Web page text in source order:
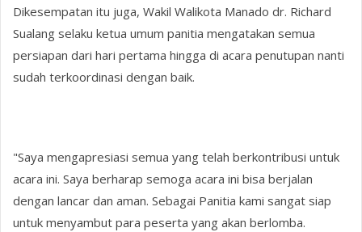
Dikesempatan itu juga, Wakil Walikota Manado dr. Richard
Sualang selaku ketua umum panitia mengatakan semua
persiapan dari hari pertama hingga di acara penutupan nanti
sudah terkoordinasi dengan baik.
"Saya mengapresiasi semua yang telah berkontribusi untuk
acara ini. Saya berharap semoga acara ini bisa berjalan
dengan lancar dan aman. Sebagai Panitia kami sangat siap
untuk menyambut para peserta yang akan berlomba.